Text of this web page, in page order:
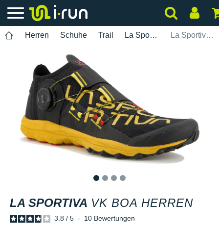
Herren Schuhe Trail La Sportiva La Sportiva VK Boa Herren
LA SPORTIVA VK BOA HERREN
3.8 / 5 - 10 Bewertungen